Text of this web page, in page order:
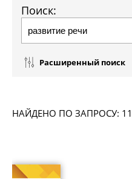
Поиск:
Расширенный поиск
НАЙДЕНО ПО ЗАПРОСУ: